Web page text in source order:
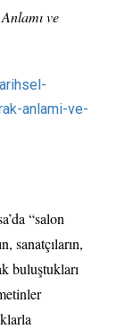
ve
anlami-ve-
“salon
sanatçıların,
buluştukları